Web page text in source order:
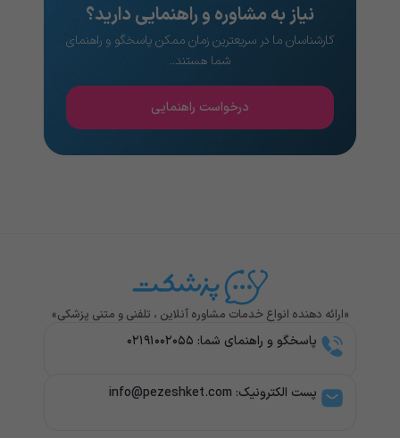
نیاز به مشاوره و راهنمایی دارید؟
کارشناسان ما در سریعترین زمان ممکن پاسخگو و راهنمای
شما هستند..
درخواست راهنمایی
«ارائه دهنده انواع خدمات مشاوره آنلاین ، تلفنی و متنی پزشکی»
پاسخگو و راهنمای شما: ۰۲۱۹۱۰۰۲۰۵۵
پست الکترونیک: info@pezeshket.com​